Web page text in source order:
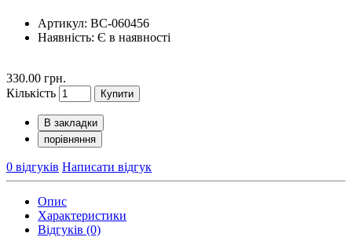
Артикул: BC-060456
Наявність: Є в наявності
330.00 грн.
Кількість
Купити
В закладки
порівняння
0 відгуків Написати відгук
Опис
Характеристики
Відгуків (0)